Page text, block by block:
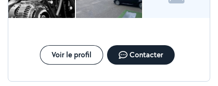
Voir le profil Contacter